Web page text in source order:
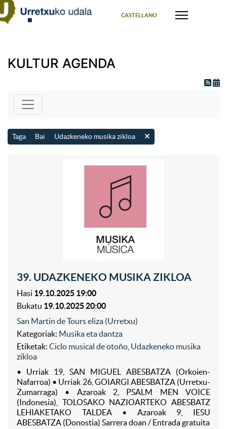
CASTELLANO
KULTUR AGENDA
Taga Bai Udazkeneko musika zikloa
39. UDAZKENEKO MUSIKA ZIKLOA
Hasi 19.10.2025 19:00
Bukatu 19.10.2025 20:00
San Martin de Tours eliza (Urretxu)
Kategoriak: Musika eta dantza
Etiketak: Ciclo musical de otoño Udazkeneko musika
zikloa
• Urriak 19, SAN MIGUEL ABESBATZA (Orkoien-
Nafarroa) • Urriak 26, GOIARGI ABESBATZA (Urretxu-
Zumarraga) • Azaroak 2, PSALM MEN VOICE
(Indonesia), TOLOSAKO NAZIOARTEKO ABESBATZ
LEHIAKETAKO TALDEA • Azaroak 9, IESU
ABESBATZA (Donostia) Sarrera doan / Entrada gratuita